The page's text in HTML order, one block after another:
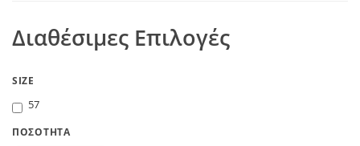
Διαθέσιμες Επιλογές
SIZE
57
ΠΟΣΌΤΗΤΑ